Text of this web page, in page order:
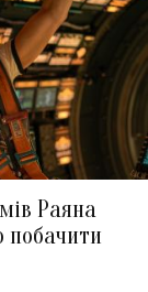
Раяна
побачити